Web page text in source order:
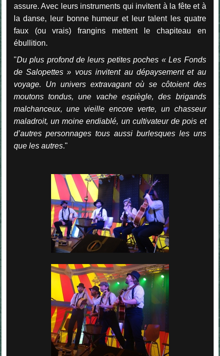
assure. Avec leurs instruments qui invitent à la fête et à
la danse, leur bonne humeur et leur talent les quatre
faux (ou vrais) frangins mettent le chapiteau en
ébullition.
"Du plus profond de leurs petites poches « Les Fonds
de Salopettes » vous invitent au dépaysement et au
voyage. Un univers extravagant où se côtoient des
moutons tondus, une vache espiègle, des brigands
malchanceux, une vieille encore verte, un chasseur
maladroit, un moine endiablé, un cultivateur de pois et
d’autres personnages tous aussi burlesques les uns
que les autres."